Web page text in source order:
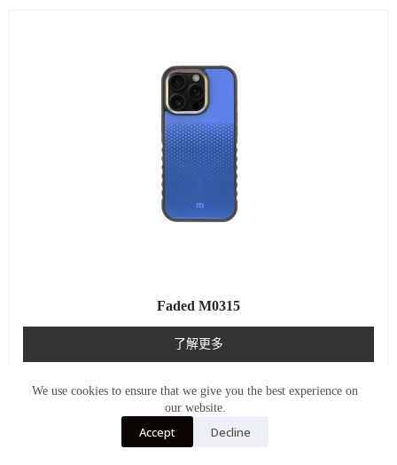
We use cookies to ensure that we give you the best experience on
our website.
Accept Decline
Faded M0315
了解更多